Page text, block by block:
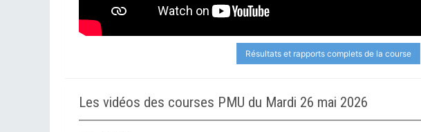
Résultats et rapports complets de la course
Les vidéos des courses PMU du Mardi 26 mai 2026